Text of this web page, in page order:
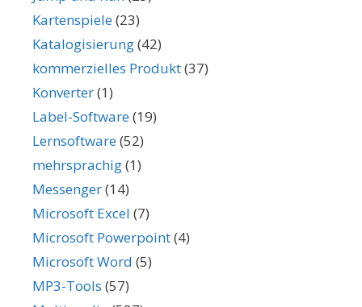
Kartenspiele(23)
Katalogisierung(42)
kommerzielles Produkt(37)
Konverter(1)
Label-Software(19)
Lernsoftware(52)
mehrsprachig(1)
Messenger(14)
Microsoft Excel (7)
Microsoft Powerpoint(4)
Microsoft Word (5)
MP3-Tools (57)